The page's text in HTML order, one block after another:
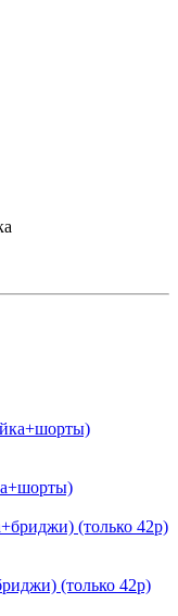
(только 42р)